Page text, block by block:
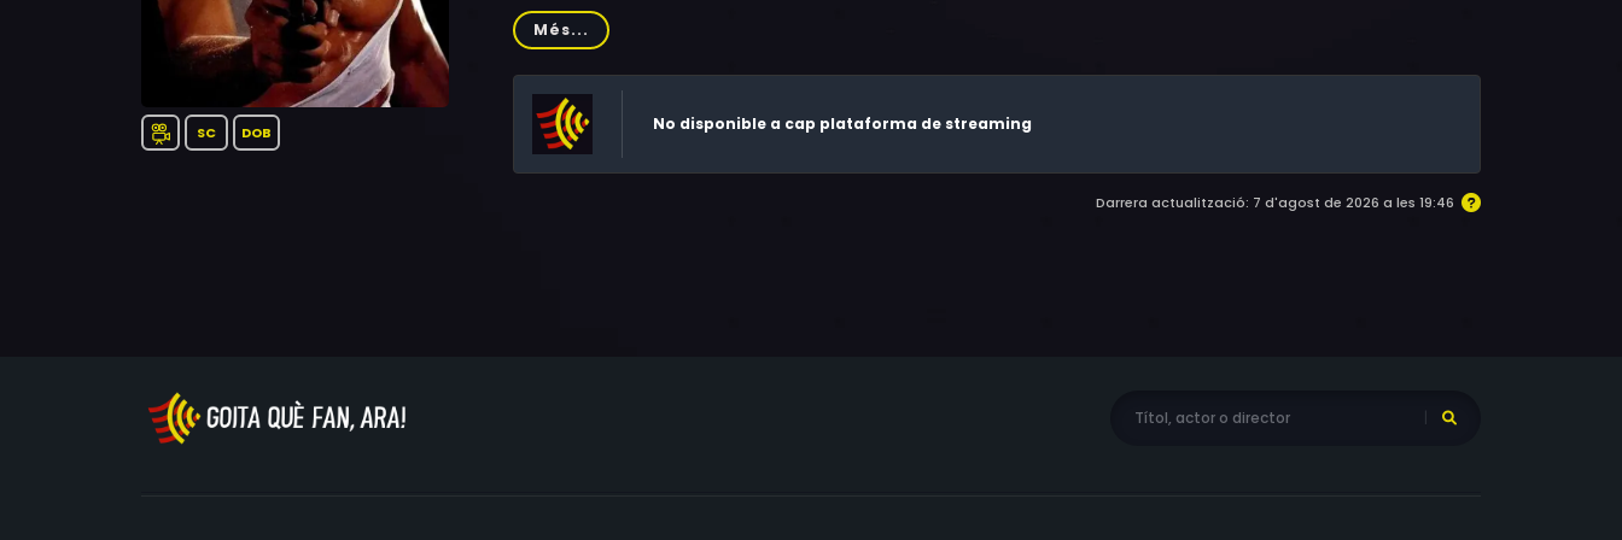
SC DOB
Rocci, Jen Sung, Joe Hess, Hakim Alston, Ken Kensei, Keith Vitali, Rob Szatkowski, Rebecca Rogers, Brandie
Sylfae, Michael Depasquale Jr.
Més...
No disponible a cap plataforma de streaming
Darrera actualització: 7 d'agost de 2026 a les 19:46